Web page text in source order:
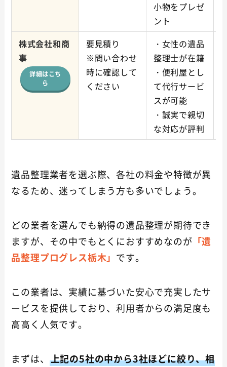
小物をプレゼ
ント
株式会社和商
事
詳細はこち
ら
要見積り
※問い合わせ
時に確認して
ください
・女性の遺品
整理士が在籍
・便利屋とし
て代行サービ
スが可能
・誠実で親切
な対応が評判
遺品整理業者を選ぶ際、各社の料金や特徴が異
なるため、迷ってしまう方も多いでしょう。
どの業者を選んでも納得の遺品整理が期待でき
ますが、その中でもとくにおすすめなのが 「遺
品整理プログレス栃木」 です。
この業者は、実績に基づいた安心で充実したサ
ービスを提供しており、利用者からの満足度も
高高く人気です。
まずは、 上記の5社の中から3社ほどに絞り、相